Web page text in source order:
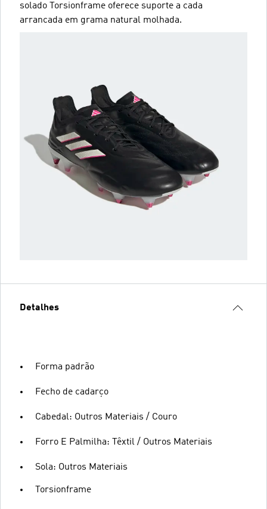
solado Torsionframe oferece suporte a cada
arrancada em grama natural molhada.
Detalhes
Forma padrão
Fecho de cadarço
Cabedal: Outros Materiais / Couro
Forro E Palmilha: Têxtil / Outros Materiais
Sola: Outros Materiais
Torsionframe